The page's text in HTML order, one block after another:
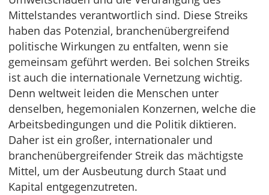
Mittelstandes verantwortlich sind. Diese Streiks
haben das Potenzial, branchenübergreifend
politische Wirkungen zu entfalten, wenn sie
gemeinsam geführt werden. Bei solchen Streiks
ist auch die internationale Vernetzung wichtig.
Denn weltweit leiden die Menschen unter
denselben, hegemonialen Konzernen, welche die
Arbeitsbedingungen und die Politik diktieren.
Daher ist ein großer, internationaler und
branchenübergreifender Streik das mächtigste
Mittel, um der Ausbeutung durch Staat und
Kapital entgegenzutreten.